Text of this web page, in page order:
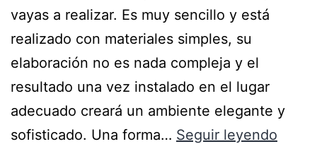
vayas a realizar. Es muy sencillo y está
realizado con materiales simples, su
elaboración no es nada compleja y el
resultado una vez instalado en el lugar
adecuado creará un ambiente elegante y
sofisticado. Una forma… Seguir leyendo